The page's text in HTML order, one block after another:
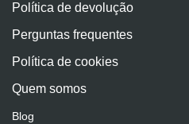
Política de devolução
Perguntas frequentes
Política de cookies
Quem somos
Blog